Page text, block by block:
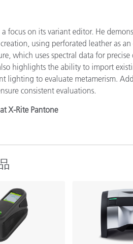
focus on its variant editor. He
using perforated leather as an
which uses spectral data for
highlights the ability to import
lighting to evaluate metamerism.
consistent evaluations.
X-Rite Pantone